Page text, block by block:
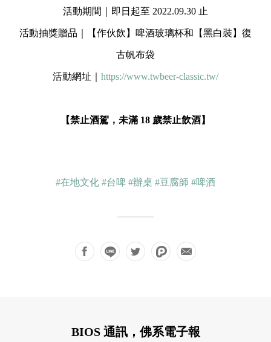
活動期間｜即日起至 2022.09.30 止
活動抽獎贈品｜【作伙飲】啤酒玻璃杯和【黑白裝】復
古帆布袋
活動網址｜ https://www.twbeer-classic.tw/
【禁止酒駕，未滿 18 歲禁止飲酒】
#在地文化 #台啤 #辦桌 #豆腐師 #啤酒
BIOS 通訊，佛系電子報